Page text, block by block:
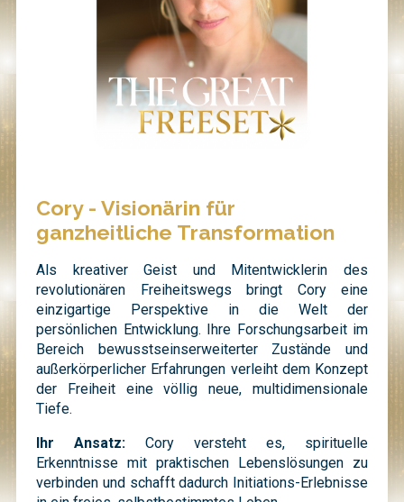
Cory - Visionärin für
ganzheitliche Transformation
Als kreativer Geist und Mitentwicklerin des
revolutionären Freiheitswegs bringt Cory eine
einzigartige Perspektive in die Welt der
persönlichen Entwicklung. Ihre Forschungsarbeit im
Bereich bewusstseinserweiterter Zustände und
außerkörperlicher Erfahrungen verleiht dem Konzept
der Freiheit eine völlig neue, multidimensionale
Tiefe.
Ihr Ansatz:
Cory versteht es, spirituelle
Erkenntnisse mit praktischen Lebenslösungen zu
verbinden und schafft dadurch Initiations-Erlebnisse